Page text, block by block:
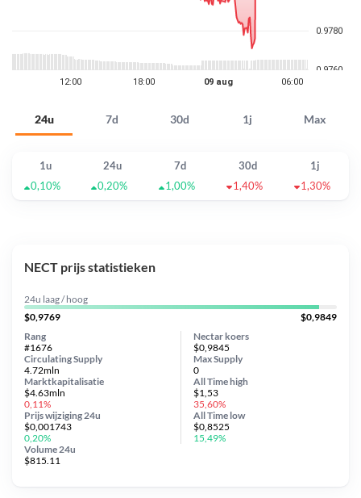
24u 7d 30d 1j Max
1u 24u 7d 30d
1j
0,10%
0,20% 1,00% 1,40% 1,30%
NECT prijs statistieken
24u laag / hoog
$0,9769
$0,9849
Nectar koers
$0,9845
Circulating Supply
4.72mln
Prijs wijziging 24u
$0,001743
0,20%
Max Supply
0
Marktkapitalisatie
$4.63mln
0,11%
Volume 24u
$815.11
Rang
#1676
All Timehigh
$1,53
35,60%
All Time low
$0,8525
15,49%